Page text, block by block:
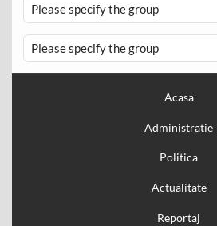
Please specify the group
Please specify the group
Acasa
Administratie
Politica
Actualitate
Reportaj